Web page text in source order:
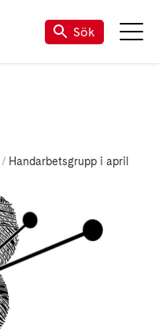
Sök
Handarbetsgrupp i april